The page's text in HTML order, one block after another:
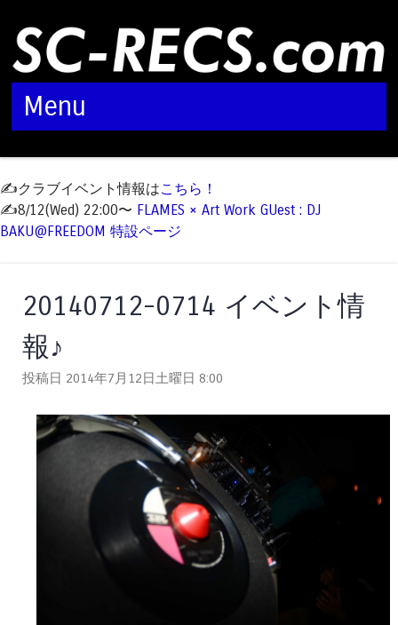
Menu
✍️クラブイベント情報はこちら！
✍️8/12(Wed) 22:00〜 FLAMES × Art Work GUest : DJ
BAKU@FREEDOM 特設ページ
20140712-0714 イベント情
報♪
投稿日 2014年7月12日土曜日 8:00